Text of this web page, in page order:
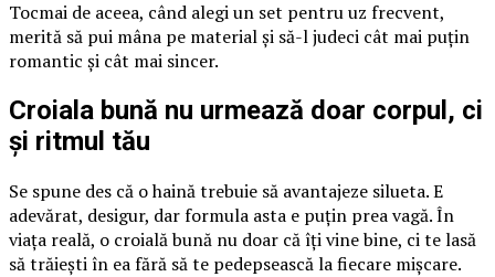
Tocmai de aceea, când alegi un set pentru uz frecvent,
merită să pui mâna pe material și să-l judeci cât mai puțin
romantic și cât mai sincer.
Croiala bună nu urmează doar corpul, ci
și ritmul tău
Se spune des că o haină trebuie să avantajeze silueta. E
adevărat, desigur, dar formula asta e puțin prea vagă. În
viața reală, o croială bună nu doar că îți vine bine, ci te lasă
să trăiești în ea fără să te pedepsească la fiecare mișcare.